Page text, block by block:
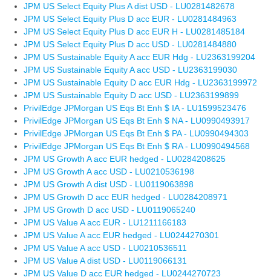
JPM US Select Equity Plus A dist USD - LU0281482678
JPM US Select Equity Plus D acc EUR - LU0281484963
JPM US Select Equity Plus D acc EUR H - LU0281485184
JPM US Select Equity Plus D acc USD - LU0281484880
JPM US Sustainable Equity A acc EUR Hdg - LU2363199204
JPM US Sustainable Equity A acc USD - LU2363199030
JPM US Sustainable Equity D acc EUR Hdg - LU2363199972
JPM US Sustainable Equity D acc USD - LU2363199899
PrivilEdge JPMorgan US Eqs Bt Enh $ IA - LU1599523476
PrivilEdge JPMorgan US Eqs Bt Enh $ NA - LU0990493917
PrivilEdge JPMorgan US Eqs Bt Enh $ PA - LU0990494303
PrivilEdge JPMorgan US Eqs Bt Enh $ RA - LU0990494568
JPM US Growth A acc EUR hedged - LU0284208625
JPM US Growth A acc USD - LU0210536198
JPM US Growth A dist USD - LU0119063898
JPM US Growth D acc EUR hedged - LU0284208971
JPM US Growth D acc USD - LU0119065240
JPM US Value A acc EUR - LU1211166183
JPM US Value A acc EUR hedged - LU0244270301
JPM US Value A acc USD - LU0210536511
JPM US Value A dist USD - LU0119066131
JPM US Value D acc EUR hedged - LU0244270723